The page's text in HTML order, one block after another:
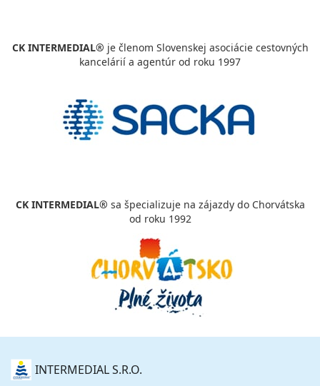
CK INTERMEDIAL® je členom Slovenskej asociácie cestovných
kancelárií a agentúr od roku 1997
CK INTERMEDIAL® sa špecializuje na zájazdy do Chorvátska
od roku 1992
O
NÁS INTERMEDIAL S.R.O.